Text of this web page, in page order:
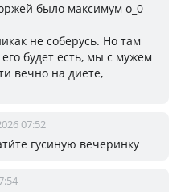
было максимум о_0
не соберусь. Но там
будет есть, мы с мужем
вечно на диете,
07:52
гусиную вечеринку